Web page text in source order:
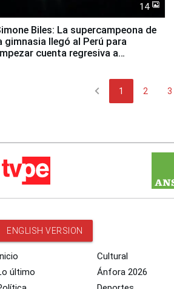
14
Biles: La supercampeona de
gimnasia llegó al Perú para
cuenta regresiva a
chevron_left 1 2 3
ENGLISH VERSION
último
Cultural
Ánfora 2026